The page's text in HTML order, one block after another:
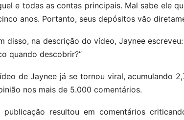
e todas as contas principais. Mal sabe ele
anos. Portanto, seus depósitos vão
disso, na descrição do vídeo, Jaynee
quando descobrir?”
de Jaynee já se tornou viral, acumulando
nos mais de 5.000 comentários.
publicação resultou em comentários